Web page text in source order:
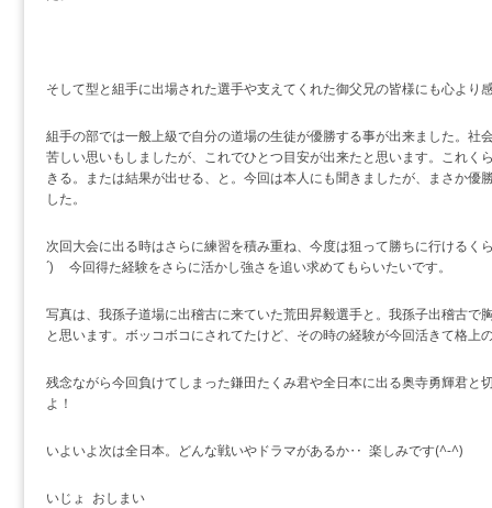
そして型と組手に出場された選手や支えてくれた御父兄の皆様にも心より
組手の部では一般上級で自分の道場の生徒が優勝する事が出来ました。社
苦しい思いもしましたが、これでひとつ目安が出来たと思います。これく
きる。または結果が出せる、と。今回は本人にも聞きましたが、まさか優
した。
次回大会に出る時はさらに練習を積み重ね、今度は狙って勝ちに行けるく
´)ゞ 今回得た経験をさらに活かし強さを追い求めてもらいたいです。
写真は、我孫子道場に出稽古に来ていた荒田昇毅選手と。我孫子出稽古で
と思います。ボッコボコにされてたけど、その時の経験が今回活きて格上
残念ながら今回負けてしまった鎌田たくみ君や全日本に出る奥寺勇輝君と
よ！
いよいよ次は全日本。どんな戦いやドラマがあるか‥ 楽しみです(^-^)
いじょ おしまい